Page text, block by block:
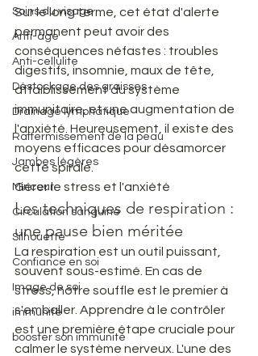
Soins du visage
Anti-âge
Anti-cellulite
Déstockage des graisses
Drainage lymphatique
Raffermissement de la peau
Jambes légères
Minceur
Circulation sanguine
Silhouette
Confiance en soi
Image de soi
immunité
booster son immunité
Sur le long terme, cet état d'alerte
permanent peut avoir des
conséquences néfastes : troubles
digestifs, insomnie, maux de tête,
affaiblissement du système
immunitaire, et une augmentation de
l'anxiété. Heureusement, il existe des
moyens efficaces pour désamorcer
cette spirale.
Gérer le stress et l'anxiété
Les techniques de respiration :
une pause bien méritée
La respiration est un outil puissant,
souvent sous-estimé. En cas de
stress, notre souffle est le premier à
s'emballer. Apprendre à le contrôler
est une première étape cruciale pour
calmer le système nerveux. L'une des